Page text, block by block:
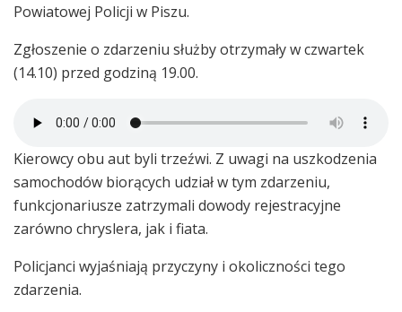
Powiatowej Policji w Piszu.
Zgłoszenie o zdarzeniu służby otrzymały w czwartek
(14.10) przed godziną 19.00.
Kierowcy obu aut byli trzeźwi. Z uwagi na uszkodzenia
samochodów biorących udział w tym zdarzeniu,
funkcjonariusze zatrzymali dowody rejestracyjne
zarówno chryslera, jak i fiata.
Policjanci wyjaśniają przyczyny i okoliczności tego
zdarzenia.